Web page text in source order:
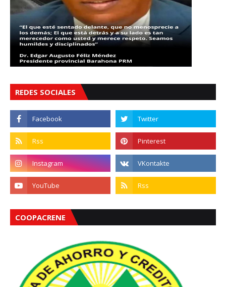
REDES SOCIALES
COOPACRENE